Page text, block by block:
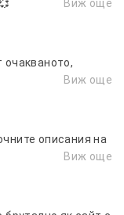
Виж още
очакваното,
Виж още
описания на
Виж още